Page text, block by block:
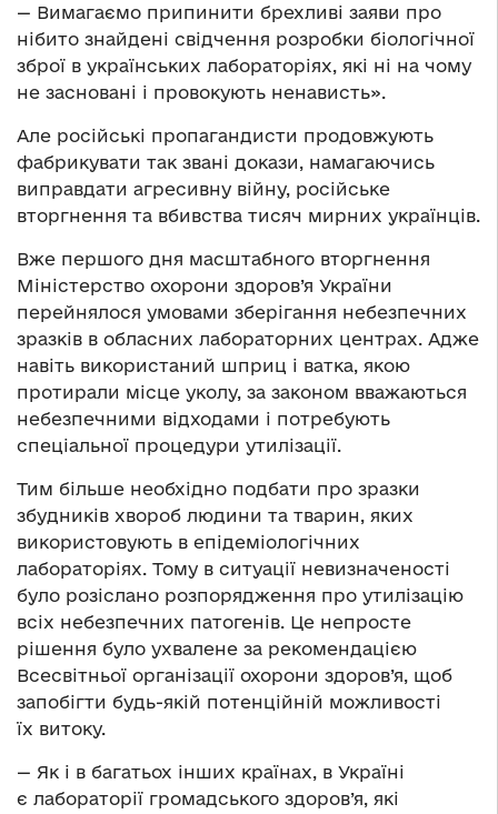
— Вимагаємо припинити брехливі заяви про
нібито знайдені свідчення розробки біологічної
зброї в українських лабораторіях, які ні на чому
не засновані і провокують ненависть».
Але російські пропагандисти продовжують
фабрикувати так звані докази, намагаючись
виправдати агресивну війну, російське
вторгнення та вбивства тисяч мирних українців.
Вже першого дня масштабного вторгнення
Міністерство охорони здоров’я України
перейнялося умовами зберігання небезпечних
зразків в обласних лабораторних центрах. Адже
навіть використаний шприц і ватка, якою
протирали місце уколу, за законом вважаються
небезпечними відходами і потребують
спеціальної процедури утилізації.
Тим більше необхідно подбати про зразки
збудників хвороб людини та тварин, яких
використовують в епідеміологічних
лабораторіях. Тому в ситуації невизначеності
було розіслано розпорядження про утилізацію
всіх небезпечних патогенів. Це непросте
рішення було ухвалене за рекомендацією
Всесвітньої організації охорони здоров’я, щоб
запобігти будь-якій потенційній можливості
їх витоку.
— Як і в багатьох інших країнах, в Україні
є лабораторії громадського здоров’я, які